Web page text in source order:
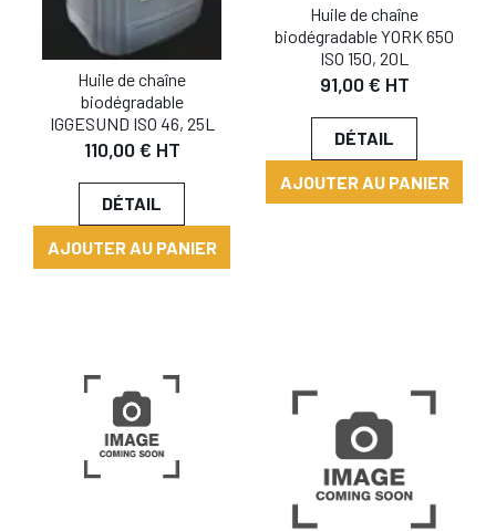
Huile de chaîne
biodégradable
IGGESUND ISO 46, 25L
110,00 € HT
DÉTAIL
AJOUTER AU PANIER
Huile de chaîne
biodégradable YORK 650
ISO 150, 20L
91,00 € HT
DÉTAIL
AJOUTER AU PANIER